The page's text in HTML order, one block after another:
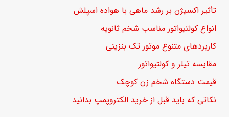
تأثیر اکسیژن بر رشد ماهی با هواده اسپلش
انواع کولتیواتور مناسب شخم ثانویه
کاربردهای متنوع موتور تک بنزینی
مقایسه تیلر و کولتیواتور
قیمت دستگاه شخم زن کوچک
نکاتی که باید قبل از خرید الکتروپمپ بدانید